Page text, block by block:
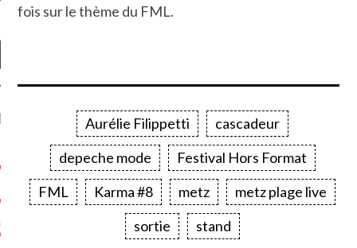
CRITIQUES
7.6
DUDE’S REV...
5.4
CLAN – A BE...
6.8
– HEL...
fois sur le thème du FML.
Aurélie Filippetti
cascadeur
depeche mode
Festival Hors Format
FML
Karma #8 metz
metz plage live
sortie
stand